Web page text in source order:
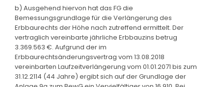
b) Ausgehend hiervon hat das FG die
Bemessungsgrundlage für die Verlängerung des
Erbbaurechts der Höhe nach zutreffend ermittelt. Der
vertraglich vereinbarte jährliche Erbbauzins betrug
3.369.563 €. Aufgrund der im
Erbbaurechtsänderungsvertrag vom 13.08.2018
vereinbarten Laufzeitverlängerung vom 01.01.2071 bis zum
31.12.2114 (44 Jahre) ergibt sich auf der Grundlage der